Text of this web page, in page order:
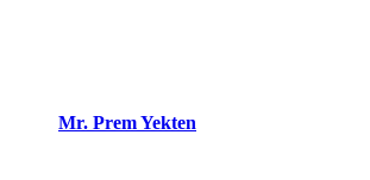
Mr. Prem Yekten